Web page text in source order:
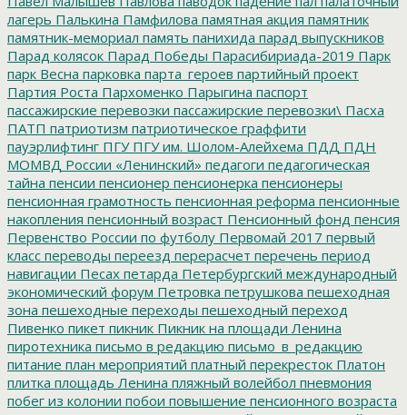
лагерь Палькина Памфилова памятная акция памятник
памятник-мемориал память панихида парад выпускников
Парад колясок Парад Победы Парасибириада-2019 Парк
парк Весна парковка парта_героев партийный проект
Партия Роста Пархоменко Парыгина паспорт
пассажирские перевозки пассажирские перевозки\ Пасха
ПАТП патриотизм патриотическое граффити
пауэрлифтинг ПГУПГУ им. Шолом-Алейхема ПДД ПДН
МОМВД России «Ленинский» педагоги педагогическая
тайна пенсии пенсионер пенсионерка пенсионеры
пенсионная грамотность пенсионная реформа пенсионные
накопления пенсионный возраст Пенсионный фонд пенсия
Первенство России по футболу Первомай 2017 первый
класс переводы переезд перерасчет перечень период
навигации Песах петарда Петербургский международный
экономический форум Петровка петрушкова пешеходная
зона пешеходные переходы пешеходный переход
Пивенко пикет пикник Пикник на площади Ленина
пиротехника письмо в редакцию письмо_в_редакцию
питание план мероприятий платный перекресток Платон
плитка площадь Ленина пляжный волейбол пневмония
побег из колонии побои повышение пенсионного возраста